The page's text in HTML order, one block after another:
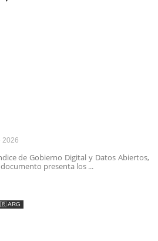
2026
de Gobierno Digital y Datos Abiertos,
presenta los ...
ARG